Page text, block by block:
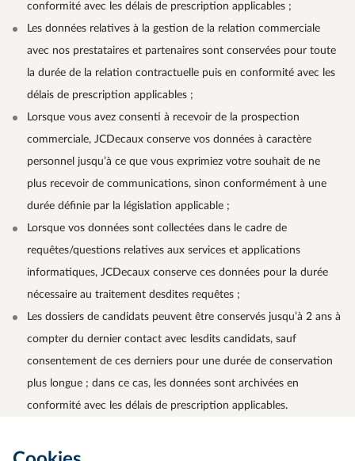
conformité avec les délais de prescription applicables ;
Les données relatives à la gestion de la relation commerciale
avec nos prestataires et partenaires sont conservées pour toute
la durée de la relation contractuelle puis en conformité avec les
délais de prescription applicables ;
Lorsque vous avez consenti à recevoir de la prospection
commerciale, JCDecaux conserve vos données à caractère
personnel jusqu’à ce que vous exprimiez votre souhait de ne
plus recevoir de communications, sinon conformément à une
durée définie par la législation applicable ;
Lorsque vos données sont collectées dans le cadre de
requêtes/questions relatives aux services et applications
informatiques, JCDecaux conserve ces données pour la durée
nécessaire au traitement desdites requêtes ;
Les dossiers de candidats peuvent être conservés jusqu’à 2 ans à
compter du dernier contact avec lesdits candidats, sauf
consentement de ces derniers pour une durée de conservation
plus longue ; dans ce cas, les données sont archivées en
conformité avec les délais de prescription applicables.